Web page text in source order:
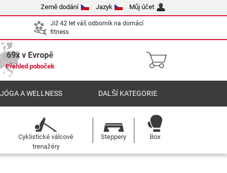
Země dodání Jazyk Můj účet
Již 42 let váš odborník na domácí
fitness
69x v Evropě
Přehled poboček
A WELLNESS DALŠÍ KATEGORIE
Cyklistické válcové
trenažéry
Steppery Box